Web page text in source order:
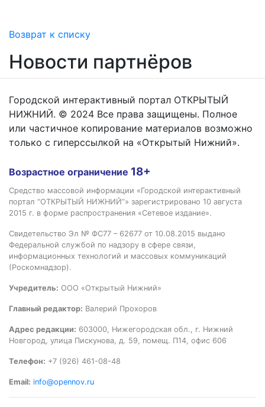
Возврат к списку
Новости партнёров
Городской интерактивный портал ОТКРЫТЫЙ
НИЖНИЙ. © 2024 Все права защищены. Полное
или частичное копирование материалов возможно
только с гиперссылкой на «Открытый Нижний».
Возрастное ограничение 18+
Средство массовой информации «Городской интерактивный
портал “ОТКРЫТЫЙ НИЖНИЙ”» зарегистрировано 10 августа
2015 г. в форме распространения «Сетевое издание».
Свидетельство Эл № ФС77 – 62677 от 10.08.2015 выдано
Федеральной службой по надзору в сфере связи,
информационных технологий и массовых коммуникаций
(Роскомнадзор).
Учредитель: ООО «Открытый Нижний»
Главный редактор: Валерий Прохоров
Адрес редакции: 603000, Нижегородская обл., г. Нижний
Новгород, улица Пискунова, д. 59, помещ. П14, офис 606
Телефон: +7 (926) 461-08-48
Email: info@opennov.ru